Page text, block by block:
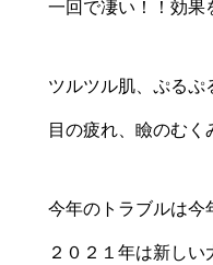
一回で凄い！！効果
ツルツル肌、ぷるぷ
目の疲れ、瞼のむく
今年のトラブルは今
２０２１年は新しい